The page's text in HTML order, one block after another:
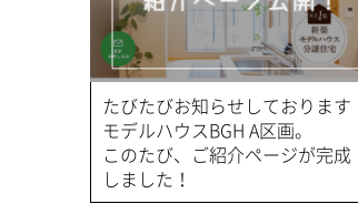
たびたびお知らせしております
モデルハウスBGH A区画。
このたび、ご紹介ページが完成
しました！